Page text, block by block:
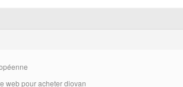
web pour acheter diovan